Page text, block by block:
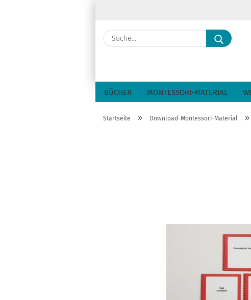
BÜCHER MONTESSORI-MATERIAL
Startseite » Download-Montessori-Material »